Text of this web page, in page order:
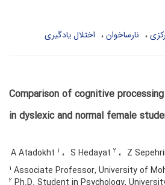
نارساخوان اختلال یادگیری
Comparison of cognitive
in dyslexic and normal female
A Atadokht 1 S Hedayat 2 Z
1 Associate Professor, University of
2